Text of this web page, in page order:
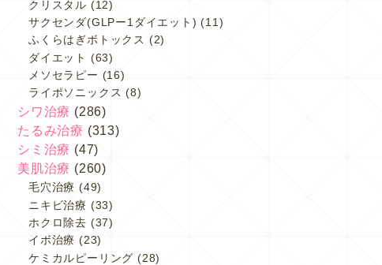
クリスタル (12)
サクセンダ(GLPー1ダイエット) (11)
ふくらはぎボトックス (2)
ダイエット (63)
メソセラピー (16)
ライポソニックス (8)
シワ治療 (286)
たるみ治療 (313)
シミ治療 (47)
美肌治療 (260)
毛穴治療 (49)
ニキビ治療 (33)
ホクロ除去 (37)
イボ治療 (23)
ケミカルピーリング (28)